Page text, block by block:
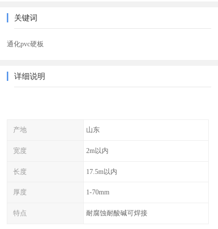
关键词
通化pvc硬板
详细说明
产地 山东
宽度 2m以内
长度 17.5m以内
厚度 1-70mm
特点 耐腐蚀耐酸碱可焊接